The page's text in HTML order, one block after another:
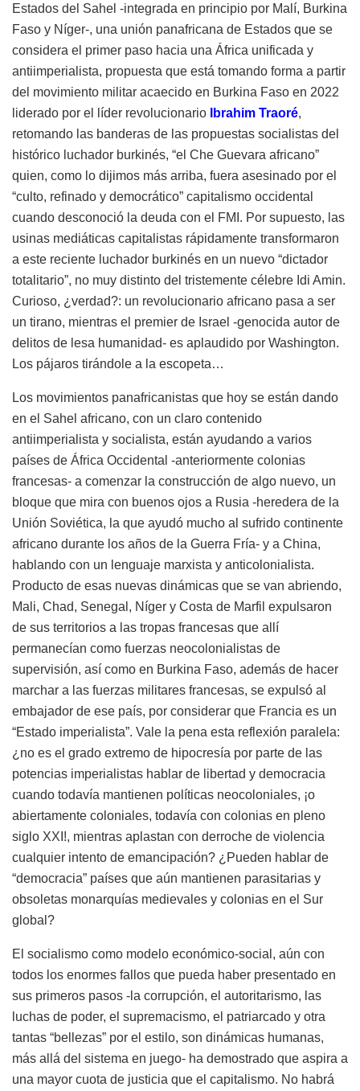
Estados del Sahel -integrada en principio por Malí, Burkina
Faso y Níger-, una unión panafricana de Estados que se
considera el primer paso hacia una África unificada y
antiimperialista, propuesta que está tomando forma a partir
del movimiento militar acaecido en Burkina Faso en 2022
liderado por el líder revolucionario
Ibrahim Traoré,
retomando las banderas de las propuestas socialistas del
histórico luchador burkinés, “el Che Guevara africano”
quien, como lo dijimos más arriba, fuera asesinado por el
“culto, refinado y democrático” capitalismo occidental
cuando desconoció la deuda con el FMI. Por supuesto, las
usinas mediáticas capitalistas rápidamente transformaron
a este reciente luchador burkinés en un nuevo “dictador
totalitario”, no muy distinto del tristemente célebre Idi Amin.
Curioso, ¿verdad?: un revolucionario africano pasa a ser
un tirano, mientras el premier de Israel -genocida autor de
delitos de lesa humanidad- es aplaudido por Washington.
Los pájaros tirándole a la escopeta…
Los movimientos panafricanistas que hoy se están dando
en el Sahel africano, con un claro contenido
antiimperialista y socialista, están ayudando a varios
países de África Occidental -anteriormente colonias
francesas- a comenzar la construcción de algo nuevo, un
bloque que mira con buenos ojos a Rusia -heredera de la
Unión Soviética, la que ayudó mucho al sufrido continente
africano durante los años de la Guerra Fría- y a China,
hablando con un lenguaje marxista y anticolonialista.
Producto de esas nuevas dinámicas que se van abriendo,
Mali, Chad, Senegal, Níger y Costa de Marfil expulsaron
de sus territorios a las tropas francesas que allí
permanecían como fuerzas neocolonialistas de
supervisión, así como en Burkina Faso, además de hacer
marchar a las fuerzas militares francesas, se expulsó al
embajador de ese país, por considerar que Francia es un
“Estado imperialista”. Vale la pena esta reflexión paralela:
¿no es el grado extremo de hipocresía por parte de las
potencias imperialistas hablar de libertad y democracia
cuando todavía mantienen políticas neocoloniales, ¡o
abiertamente coloniales, todavía con colonias en pleno
siglo XXI!, mientras aplastan con derroche de violencia
cualquier intento de emancipación? ¿Pueden hablar de
“democracia” países que aún mantienen parasitarias y
obsoletas monarquías medievales y colonias en el Sur
global?
El socialismo como modelo económico-social, aún con
todos los enormes fallos que pueda haber presentado en
sus primeros pasos -la corrupción, el autoritarismo, las
luchas de poder, el supremacismo, el patriarcado y otra
tantas “bellezas” por el estilo, son dinámicas humanas,
más allá del sistema en juego- ha demostrado que aspira a
una mayor cuota de justicia que el capitalismo. No habrá